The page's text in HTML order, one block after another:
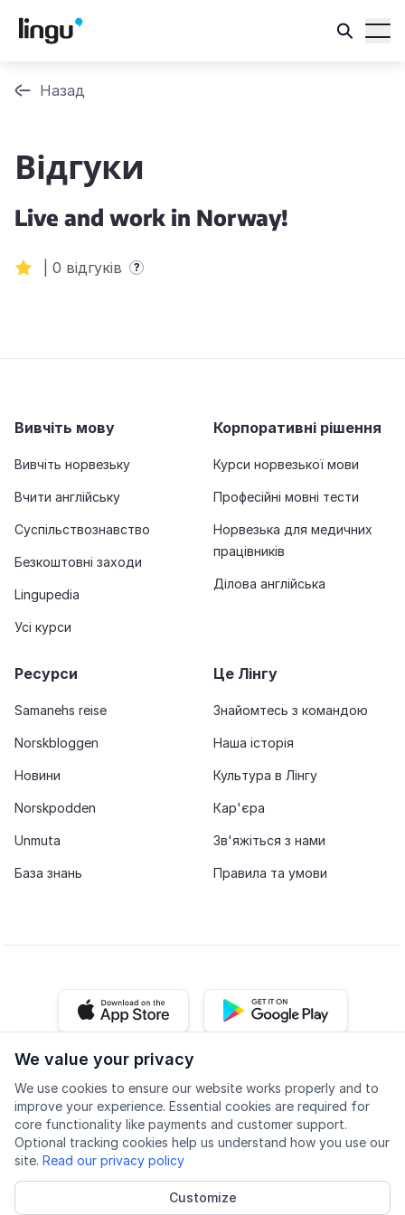
Назад
Відгуки
Live and work in Norway!
0 відгуків ?
We value your privacy
We use cookies to ensure our website works properly and to
improve your experience. Essential cookies are required for
core functionality like payments and customer support.
Optional tracking cookies help us understand how you use our
site. Read our privacy policy
Customize
Вивчіть мову
Вивчіть норвезьку
Вчити англійську
Суспільствознавство
Безкоштовні заходи
Lingupedia
Усі курси
Корпоративні рішення
Курси норвезької мови
Професійні мовні тести
Норвезька для медичних
працівників
Ділова англійська
Ресурси
Samanehs reise
Norskbloggen
Новини
Norskpodden
Unmuta
База знань
Це Лінгу
Знайомтесь з командою
Наша історія
Культура в Лінгу
Кар'єра
Зв'яжіться з нами
Правила та умови
iOS app Android app
FacebookInstagramYoutubeLinkedIn
Cookie settings